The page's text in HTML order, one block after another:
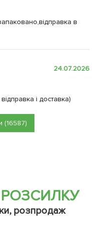
в
24.07.2026
і доставка)
(16587)
розпродаж